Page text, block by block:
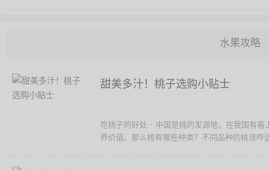
水果攻略
甜美多汁！桃子选购小贴士
吃桃子的好处 - 中国是桃的发源地，在我国有着
养价值。那么桃有哪些种类？不同品种的桃该